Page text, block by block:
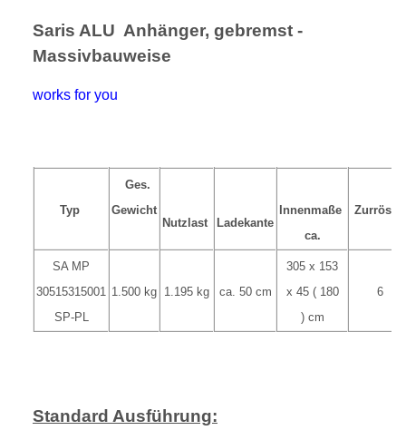
Saris ALU Anhänger, gebremst -
Massivbauweise
works for you
Typ
Ges.
Gewicht
Nutzlast
Ladekante
Innenmaße
ca.
SA MP
30515315001
SP-PL
1.500 kg 1.195 kg ca. 50 cm
305 x 153
x 45 ( 180
) cm
6
Standard Ausführung: